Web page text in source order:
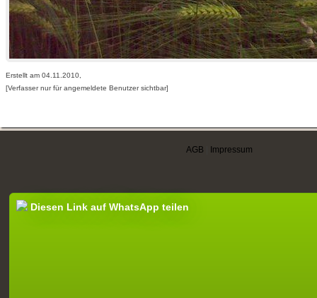
Erstellt am 04.11.2010,
[Verfasser nur für angemeldete Benutzer sichtbar]
AGB Impressum
Diesen Link auf WhatsApp teilen